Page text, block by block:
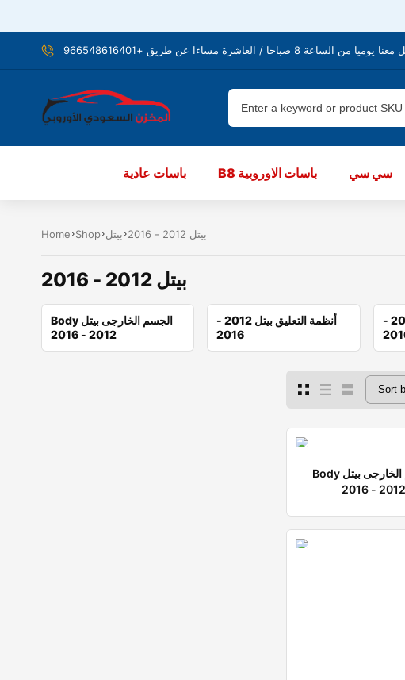
من الساعة 8 صباحا / العاشرة مساءا عن طريق +966548616401
باسات عادية B8 باسات الاوروبية سي سي
Home Shop بيتل بيتل 2012 - 2016
بيتل 2012 - 2016
Body الجسم الخارجى بيتل
2012 - 2016
أنظمة التعليق بيتل 2012 -
2016
التبريد والتكييف بيتل 2012 -
Body الجسم الخارجى بيتل
2012 - 2016